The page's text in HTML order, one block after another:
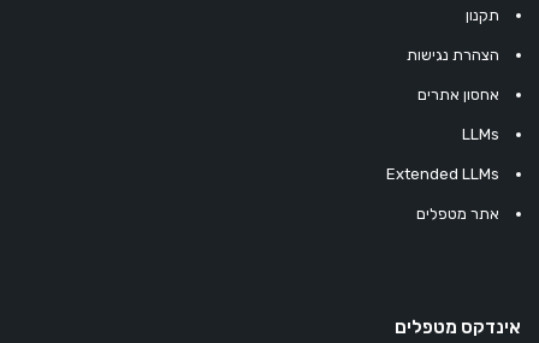
תקנון
הצהרת נגישות
אחסון אתרים
LLMs
Extended LLMs
אתר מטפלים
אינדקס מטפלים